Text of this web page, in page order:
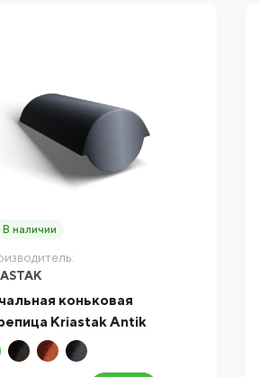
В наличии
коньковая
Kriastak Antik